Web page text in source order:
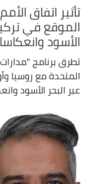
تأثير اتفاق
الموقع في
الأسود
تطرق برنامج
المتحدة مع روسيا
عبر البحر الأسود